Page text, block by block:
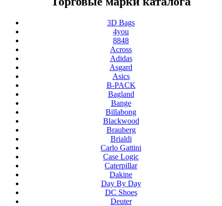
3D Bags
4you
8848
Across
Adidas
Asgard
Asics
B-PACK
Bagland
Bange
Billabong
Blackwood
Brauberg
Brialdi
Carlo Gattini
Case Logic
Caterpillar
Dakine
Day By Day
DC Shoes
Deuter